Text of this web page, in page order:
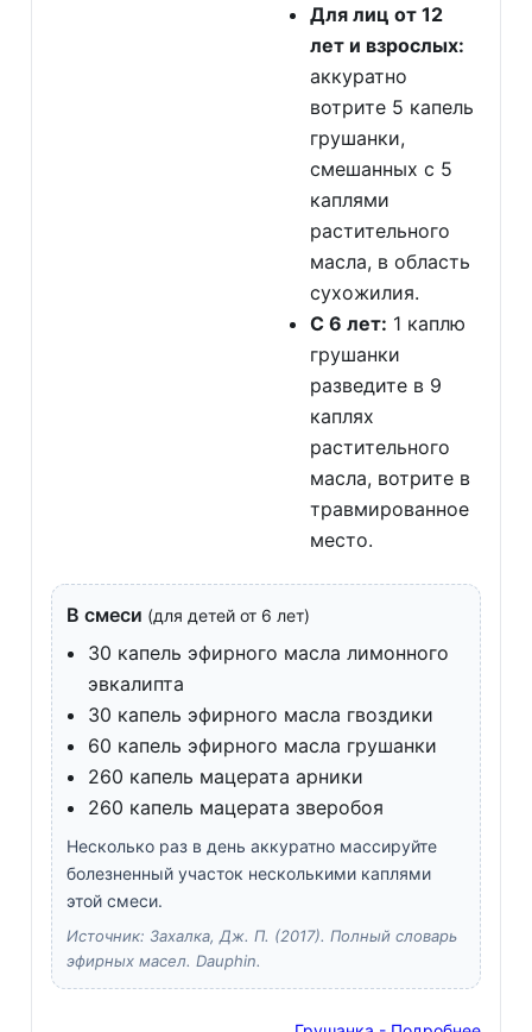
Для лиц от 12
лет и взрослых:
аккуратно
вотрите 5 капель
грушанки,
смешанных с 5
каплями
растительного
масла, в область
сухожилия.
С 6 лет: 1 каплю
грушанки
разведите в 9
каплях
растительного
масла, вотрите в
травмированное
место.
В смеси (для детей от 6 лет)
30 капель эфирного масла лимонного
эвкалипта
30 капель эфирного масла гвоздики
60 капель эфирного масла грушанки
260 капель мацерата арники
260 капель мацерата зверобоя
Несколько раз в день аккуратно массируйте
болезненный участок несколькими каплями
этой смеси.
Источник: Захалка, Дж. П. (2017). Полный словарь
эфирных масел. Dauphin.